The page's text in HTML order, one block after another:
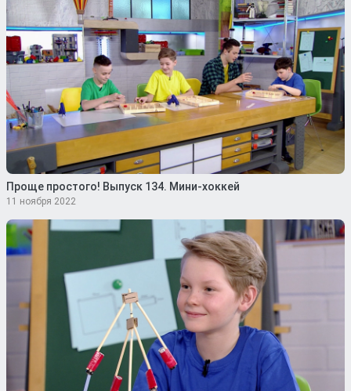
Проще простого! Выпуск 134. Мини-хоккей
11 ноября 2022